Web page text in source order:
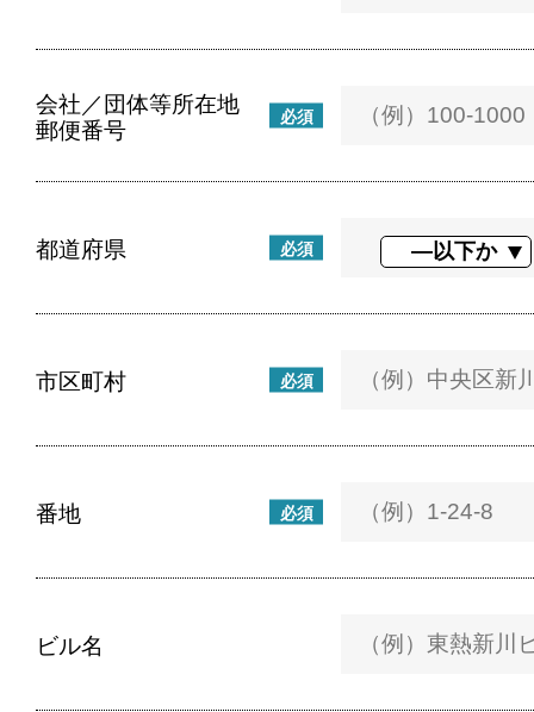
会社／団体等所在地
郵便番号
必須
都道府県 必須
市区町村 必須
番地 必須
ビル名